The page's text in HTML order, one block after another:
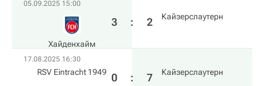
05.09.2025 15:00
Хайденхайм
3 : 2 Кайзерслаутерн
17.08.2025 16:30
RSV Eintracht 1949 0 : 7 Кайзерслаутерн